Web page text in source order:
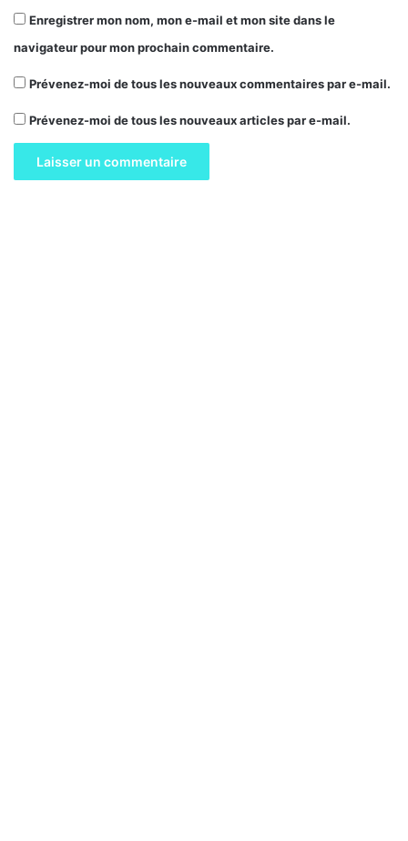
Enregistrer mon nom, mon e-mail et mon site dans le
navigateur pour mon prochain commentaire.
Prévenez-moi de tous les nouveaux commentaires par e-mail.
Prévenez-moi de tous les nouveaux articles par e-mail.